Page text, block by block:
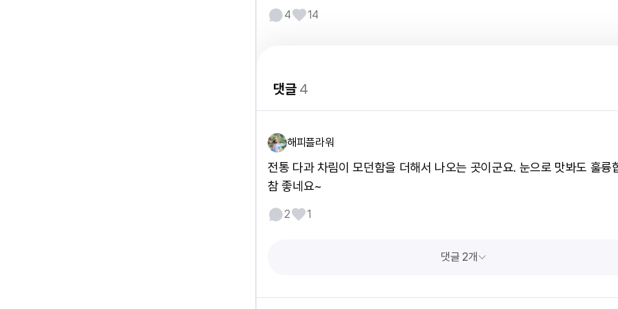
4 14
댓글4
해피플라워
전통 다과 차림이 모던함을 더해서 나오는 곳이군요. 눈으로 맛봐도 훌륭
참 좋네요~
2 1
댓글 2개